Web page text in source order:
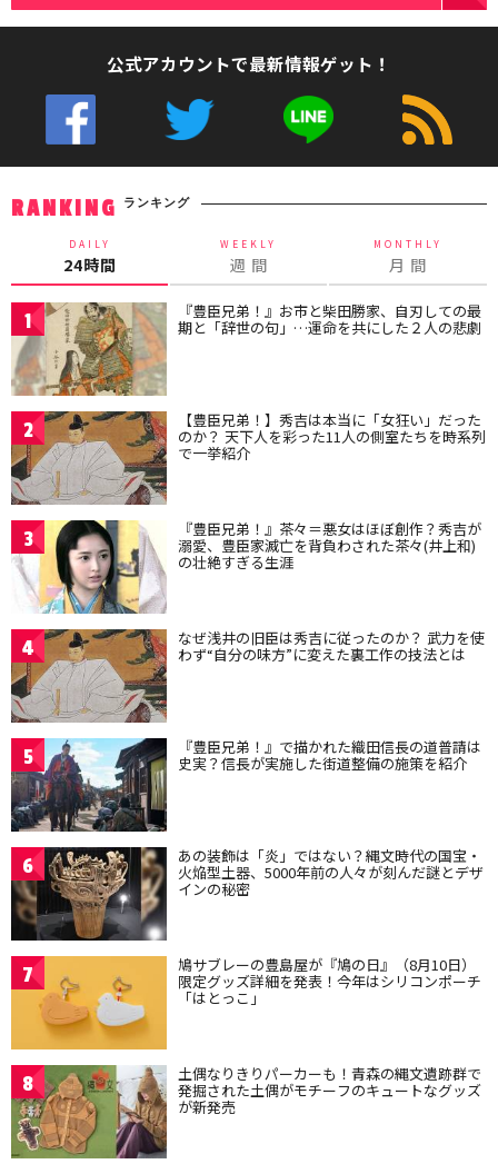
公式アカウントで最新情報ゲット！
RANKING ランキング
DAILY
24時間
WEEKLY
週 間
MONTHLY
月 間
1 『豊臣兄弟！』お市と柴田勝家、自刃しての最
期と「辞世の句」…運命を共にした２人の悲劇
2 【豊臣兄弟！】秀吉は本当に「女狂い」だった
のか？ 天下人を彩った11人の側室たちを時系列
で一挙紹介
3 『豊臣兄弟！』茶々＝悪女はほぼ創作？秀吉が
溺愛、豊臣家滅亡を背負わされた茶々(井上和)
の壮絶すぎる生涯
4 なぜ浅井の旧臣は秀吉に従ったのか？ 武力を使
わず“自分の味方”に変えた裏工作の技法とは
5 『豊臣兄弟！』で描かれた織田信長の道普請は
史実？信長が実施した街道整備の施策を紹介
6 あの装飾は「炎」ではない？縄文時代の国宝・
火焔型土器、5000年前の人々が刻んだ謎とデザ
インの秘密
7 鳩サブレーの豊島屋が『鳩の日』（8月10日）
限定グッズ詳細を発表！今年はシリコンポーチ
「はとっこ」
8 土偶なりきりパーカーも！青森の縄文遺跡群で
発掘された土偶がモチーフのキュートなグッズ
が新発売